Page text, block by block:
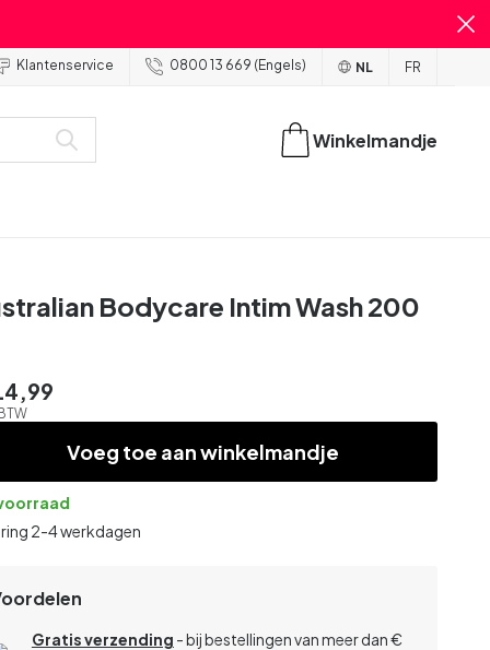
Klantenservice 0800 13 669 (Engels) NL FR
Winkelmandje
Bodycare Intim Wash 200
Voeg toe aan winkelmandje
2-4 werkdagen
Gratis verzending - bij bestellingen van meer dan €